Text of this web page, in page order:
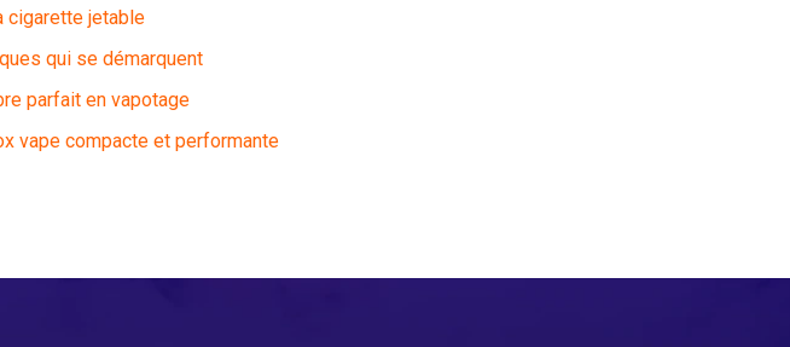
cigarette jetable
qui se démarquent
parfait en vapotage
vape compacte et performante